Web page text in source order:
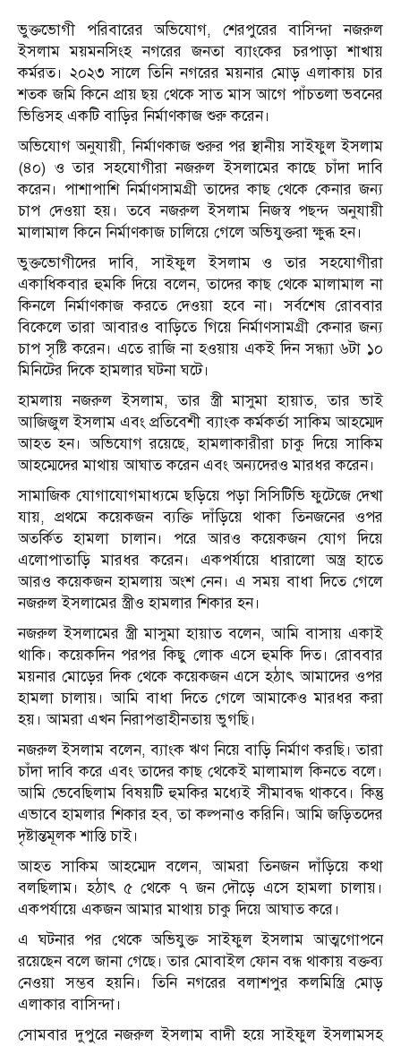
ভুক্তভোগী পরিবারের অভিযোগ, শেরপুরের বাসিন্দা নজরুল
ইসলাম ময়মনসিংহ নগরের জনতা ব্যাংকের চরপাড়া শাখায়
কর্মরত। ২০২৩ সালে তিনি নগরের ময়নার মোড় এলাকায় চার
শতক জমি কিনে প্রায় ছয় থেকে সাত মাস আগে পাঁচতলা ভবনের
ভিত্তিসহ একটি বাড়ির নির্মাণকাজ শুরু করেন।
অভিযোগ অনুযায়ী, নির্মাণকাজ শুরুর পর স্থানীয় সাইফুল ইসলাম
(৪০) ও তার সহযোগীরা নজরুল ইসলামের কাছে চাঁদা দাবি
করেন। পাশাপাশি নির্মাণসামগ্রী তাদের কাছ থেকে কেনার জন্য
চাপ দেওয়া হয়। তবে নজরুল ইসলাম নিজস্ব পছন্দ অনুযায়ী
মালামাল কিনে নির্মাণকাজ চালিয়ে গেলে অভিযুক্তরা ক্ষুব্ধ হন।
ভুক্তভোগীদের দাবি, সাইফুল ইসলাম ও তার সহযোগীরা
একাধিকবার হুমকি দিয়ে বলেন, তাদের কাছ থেকে মালামাল না
কিনলে নির্মাণকাজ করতে দেওয়া হবে না। সর্বশেষ রোববার
বিকেলে তারা আবারও বাড়িতে গিয়ে নির্মাণসামগ্রী কেনার জন্য
চাপ সৃষ্টি করেন। এতে রাজি না হওয়ায় একই দিন সন্ধ্যা ৬টা ১০
মিনিটের দিকে হামলার ঘটনা ঘটে।
হামলায় নজরুল ইসলাম, তার স্ত্রী মাসুমা হায়াত, তার ভাই
আজিজুল ইসলাম এবং প্রতিবেশী ব্যাংক কর্মকর্তা সাকিম আহম্মেদ
আহত হন। অভিযোগ রয়েছে, হামলাকারীরা চাকু দিয়ে সাকিম
আহম্মেদের মাথায় আঘাত করেন এবং অন্যদেরও মারধর করেন।
সামাজিক যোগাযোগমাধ্যমে ছড়িয়ে পড়া সিসিটিভি ফুটেজে দেখা
যায়, প্রথমে কয়েকজন ব্যক্তি দাঁড়িয়ে থাকা তিনজনের ওপর
অতর্কিত হামলা চালান। পরে আরও কয়েকজন যোগ দিয়ে
এলোপাতাড়ি মারধর করেন। একপর্যায়ে ধারালো অস্ত্র হাতে
আরও কয়েকজন হামলায় অংশ নেন। এ সময় বাধা দিতে গেলে
নজরুল ইসলামের স্ত্রীও হামলার শিকার হন।
নজরুল ইসলামের স্ত্রী মাসুমা হায়াত বলেন, আমি বাসায় একাই
থাকি। কয়েকদিন পরপর কিছু লোক এসে হুমকি দিত। রোববার
ময়নার মোড়ের দিক থেকে কয়েকজন এসে হঠাৎ আমাদের ওপর
হামলা চালায়। আমি বাধা দিতে গেলে আমাকেও মারধর করা
হয়। আমরা এখন নিরাপত্তাহীনতায় ভুগছি।
নজরুল ইসলাম বলেন, ব্যাংক ঋণ নিয়ে বাড়ি নির্মাণ করছি। তারা
চাঁদা দাবি করে এবং তাদের কাছ থেকেই মালামাল কিনতে বলে।
আমি ভেবেছিলাম বিষয়টি হুমকির মধ্যেই সীমাবদ্ধ থাকবে। কিন্তু
এভাবে হামলার শিকার হব, তা কল্পনাও করিনি। আমি জড়িতদের
দৃষ্টান্তমূলক শাস্তি চাই।
আহত সাকিম আহম্মেদ বলেন, আমরা তিনজন দাঁড়িয়ে কথা
বলছিলাম। হঠাৎ ৫ থেকে ৭ জন দৌড়ে এসে হামলা চালায়।
একপর্যায়ে একজন আমার মাথায় চাকু দিয়ে আঘাত করে।
এ ঘটনার পর থেকে অভিযুক্ত সাইফুল ইসলাম আত্মগোপনে
রয়েছেন বলে জানা গেছে। তার মোবাইল ফোন বন্ধ থাকায় বক্তব্য
নেওয়া সম্ভব হয়নি। তিনি নগরের বলাশপুর কলমিস্ত্রি মোড়
এলাকার বাসিন্দা।
সোমবার দুপুরে নজরুল ইসলাম বাদী হয়ে সাইফুল ইসলামসহ